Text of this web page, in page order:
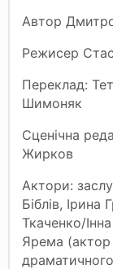
Автор
Режисер
Переклад:
Шимоняк
Сценічна
Жирков
Актори:
Біблів,
Ткаченко/
Ярема (актор